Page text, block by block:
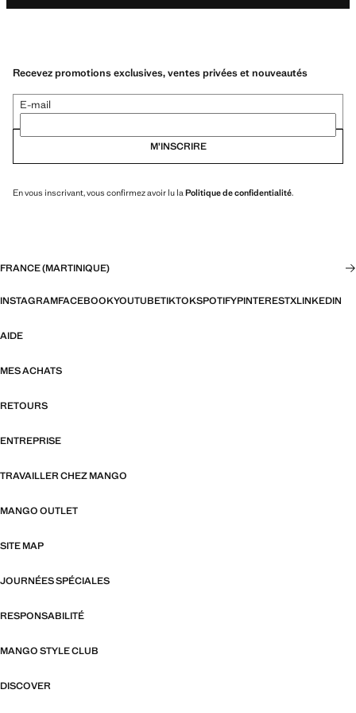
Recevez promotions exclusives, ventes privées et nouveautés
E-mail
M’INSCRIRE
En vous inscrivant, vous confirmez avoir lu la Politique de confidentialité.
FRANCE (MARTINIQUE)
INSTAGRAMFACEBOOKYOUTUBETIKTOKSPOTIFYPINTERESTXLINKEDIN
AIDE
MES ACHATS
RETOURS
ENTREPRISE
TRAVAILLER CHEZ MANGO
MANGO OUTLET
SITE MAP
JOURNÉES SPÉCIALES
RESPONSABILITÉ
MANGO STYLE CLUB
DISCOVER